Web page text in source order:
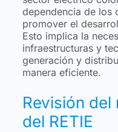
dependencia de los
promover el
Esto implica la
infraestructuras y
generación y
manera eficiente.
Revisión
del RETIE